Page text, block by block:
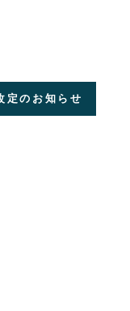
定のお知らせ